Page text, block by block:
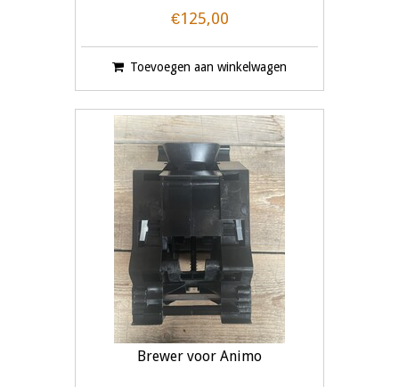
€125,00
Toevoegen aan winkelwagen
Brewer voor Animo